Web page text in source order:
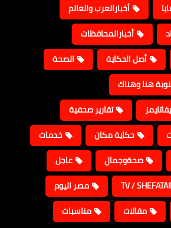
أخبارالعرب والعالم
أخبارالمحافظات
أصل الحكاية
الصحة
هنا وهناك
تقارير صحفية
حكاية مكان
خدمات
صحةوجمال
عاجل
مصر اليوم
مقالات
مناسبات